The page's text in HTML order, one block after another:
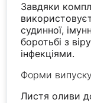
Завдяки
судинної,
боротьбі з
інфекціями.
Форми випуску
Листя оливи